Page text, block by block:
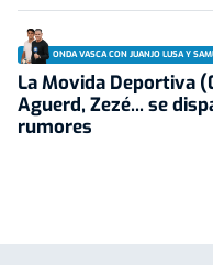
ONDA VASCA CON JUANJO LUSA Y
La Movida Deportiva
Aguerd, Zezé... se
rumores